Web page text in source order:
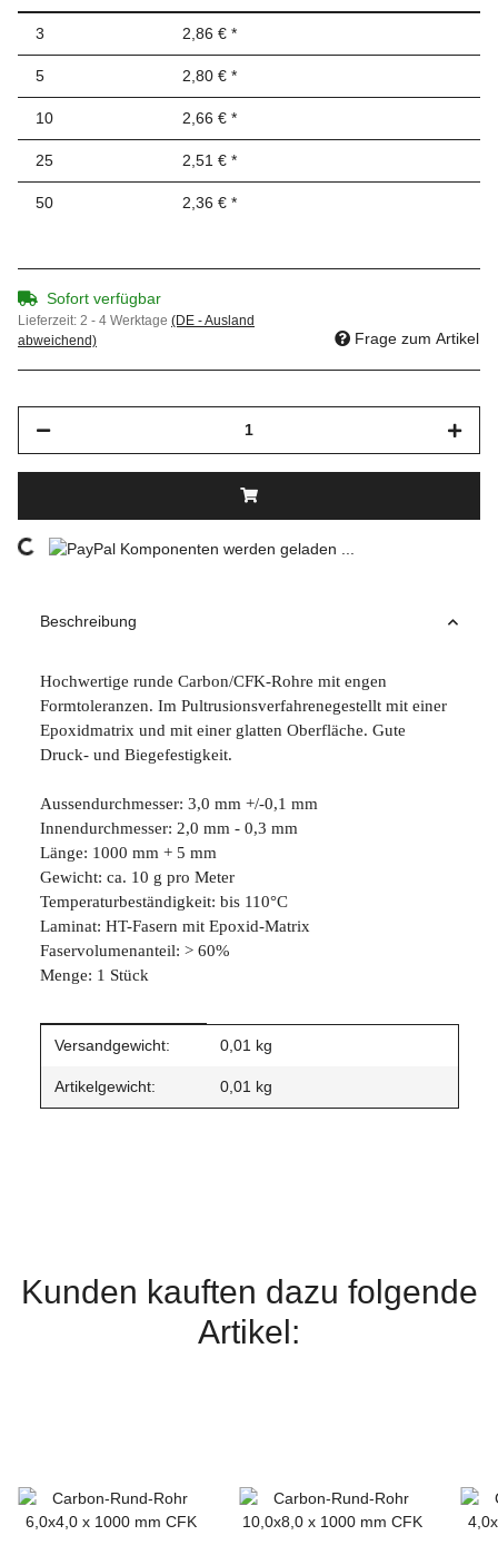
3 2,86 € *
5 2,80 € *
10 2,66 € *
25 2,51 € *
50 2,36 € *
Sofort verfügbar
Lieferzeit: 2 - 4 Werktage (DE - Ausland
abweichend)
Frage zum Artikel
Loading... Komponenten werden geladen ...
Beschreibung
Hochwertige runde Carbon/CFK-Rohre mit engen
Formtoleranzen. Im Pultrusionsverfahrenegestellt mit einer
Epoxidmatrix und mit einer glatten Oberfläche. Gute
Druck- und Biegefestigkeit.
Aussendurchmesser: 3,0 mm +/-0,1 mm
Innendurchmesser: 2,0 mm - 0,3 mm
Länge: 1000 mm + 5 mm
Gewicht: ca. 10 g pro Meter
Temperaturbeständigkeit: bis 110°C
Laminat: HT-Fasern mit Epoxid-Matrix
Faservolumenanteil: > 60%
Menge: 1 Stück
Produkteigenschaft
Wert
Versandgewicht: 0,01 kg
Artikelgewicht: 0,01 kg
Kunden kauften dazu folgende
Artikel: